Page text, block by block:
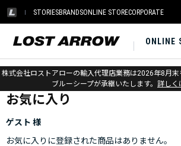
STORIESBRANDSONLINE STORECORPORATE
ONLINE
株式会社ロストアローの輸入代理店業務は2026年8月
ブルーシープが承継いたします。 詳しく
ホーム > お気に入り
お気に入り
ゲスト 様
お気に入りに登録された商品はありません。